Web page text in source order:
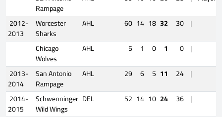
Rampage
2012-
2013
Worcester
Sharks
AHL 60 14 18 32 30 |
Chicago
Wolves
AHL 5 1 0 1 0 |
2013-
2014
San Antonio
Rampage
AHL 29 6 5 11 24 |
2014-
2015
Schwenninger
Wild Wings
DEL 52 14 10 24 36 |